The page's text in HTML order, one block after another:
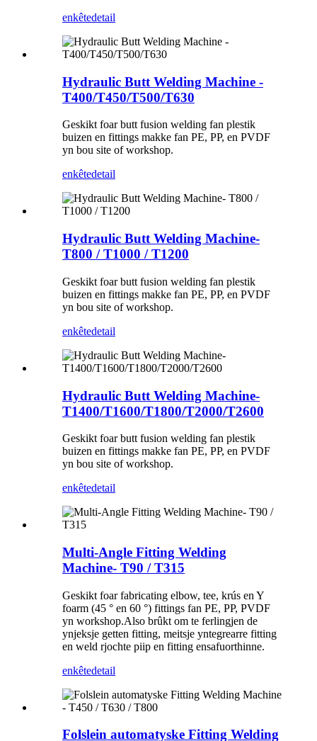
enkêtedetail
Hydraulic Butt Welding Machine -
T400/T450/T500/T630
Geskikt foar butt fusion welding fan plestik
buizen en fittings makke fan PE, PP, en PVDF
yn bou site of workshop.
enkêtedetail
Hydraulic Butt Welding Machine-
T800 / T1000 / T1200
Geskikt foar butt fusion welding fan plestik
buizen en fittings makke fan PE, PP, en PVDF
yn bou site of workshop.
enkêtedetail
Hydraulic Butt Welding Machine-
T1400/T1600/T1800/T2000/T2600
Geskikt foar butt fusion welding fan plestik
buizen en fittings makke fan PE, PP, en PVDF
yn bou site of workshop.
enkêtedetail
Multi-Angle Fitting Welding
Machine- T90 / T315
Geskikt foar fabricating elbow, tee, krús en Y
foarm (45 ° en 60 °) fittings fan PE, PP, PVDF
yn workshop.Also brûkt om te ferlingjen de
ynjeksje getten fitting, meitsje yntegrearre fitting
en weld rjochte piip en fitting ensafuorthinne.
enkêtedetail
Folslein automatyske Fitting Welding